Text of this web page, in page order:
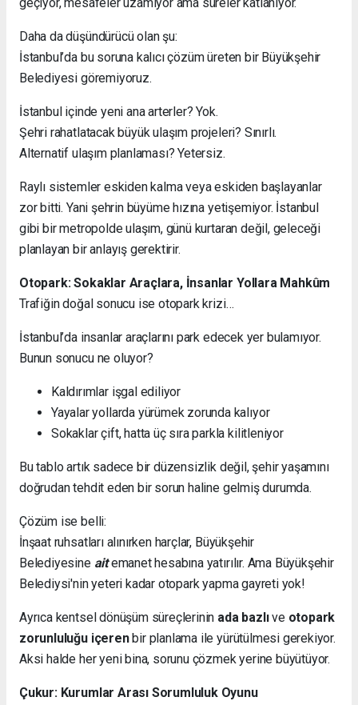
Daha da düşündürücü olan şu:
İstanbul’da bu soruna kalıcı çözüm üreten bir Büyükşehir
Belediyesi göremiyoruz.
İstanbul içinde yeni ana arterler? Yok.
Şehri rahatlatacak büyük ulaşım projeleri? Sınırlı.
Alternatif ulaşım planlaması? Yetersiz.
Raylı sistemler eskiden kalma veya eskiden başlayanlar
zor bitti. Yani şehrin büyüme hızına yetişemiyor. İstanbul
gibi bir metropolde ulaşım, günü kurtaran değil, geleceği
planlayan bir anlayış gerektirir.
Otopark: Sokaklar Araçlara, İnsanlar Yollara Mahkûm
Trafiğin doğal sonucu ise otopark krizi…
İstanbul’da insanlar araçlarını park edecek yer bulamıyor.
Bunun sonucu ne oluyor?
Kaldırımlar işgal ediliyor
Yayalar yollarda yürümek zorunda kalıyor
Sokaklar çift, hatta üç sıra parkla kilitleniyor
Bu tablo artık sadece bir düzensizlik değil, şehir yaşamını
doğrudan tehdit eden bir sorun haline gelmiş durumda.
Çözüm ise belli:
İnşaat ruhsatları alınırken harçlar, Büyükşehir
Belediyesine aitemanet hesabına yatırılır. Ama Büyükşehir
Belediysi'nin yeteri kadar otopark yapma gayreti yok!
Ayrıca kentsel dönüşüm süreçlerinin ada bazlıve otopark
zorunluluğu içerenbir planlama ile yürütülmesi gerekiyor.
Aksi halde her yeni bina, sorunu çözmek yerine büyütüyor.
Çukur: Kurumlar Arası Sorumluluk Oyunu